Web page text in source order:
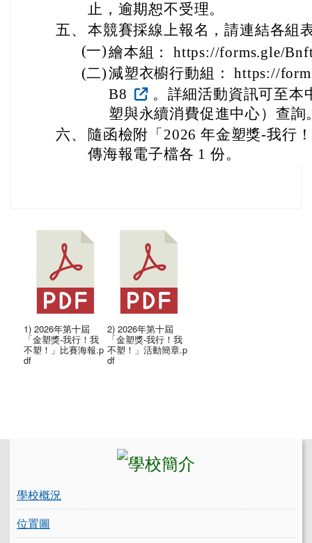
止，逾期恕不受理。
五、 本競賽採線上報名，請連結各組
(一)繪本組： https://forms.gle/
(二)減塑衣櫥行動組： https://
B8
。詳細活動資訊可至本
塑與永續消費促進中心）查詢
六、
隨函檢附「2026 年金塑獎-我行
傳海報電子檔各 1 份。
1) 2026年第十屆
「金塑獎-我行！我
不塑！」比賽海報.p
df
2) 2026年第十屆
「金塑獎-我行！我
不塑！」活動簡章.p
df
學校概況
位置圖